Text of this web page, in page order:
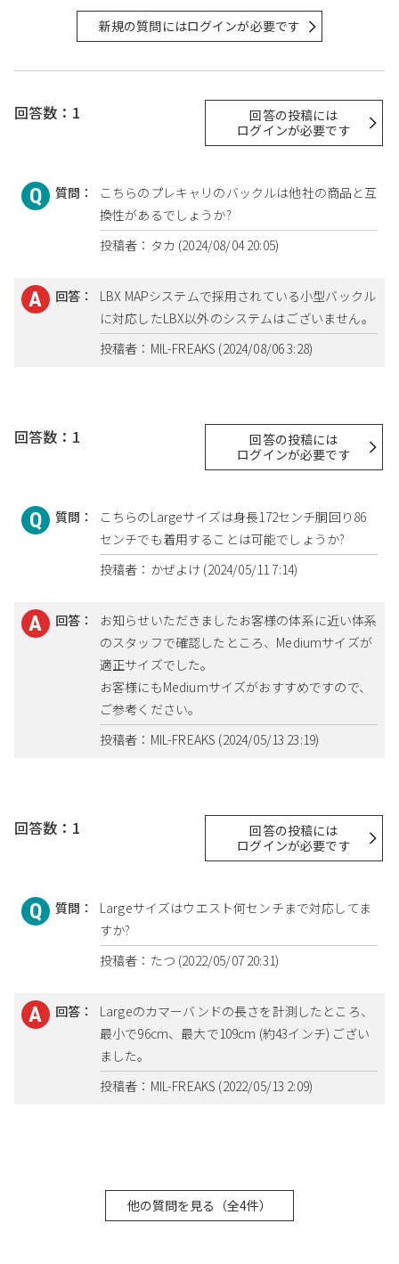
新規の質問にはログインが必要です
回答数：1
回答の投稿には
ログインが必要です
質問：
こちらのプレキャリのバックルは他社の商品と互
換性があるでしょうか?
投稿者：タカ (2024/08/04 20:05)
回答：
LBX MAPシステムで採用されている小型バックル
に対応したLBX以外のシステムはございません。
投稿者：MIL-FREAKS (2024/08/06 3:28)
回答数：1
回答の投稿には
ログインが必要です
質問：
こちらのLargeサイズは身長172センチ胴回り86
センチでも着用することは可能でしょうか?
投稿者：かぜよけ (2024/05/11 7:14)
回答：
お知らせいただきましたお客様の体系に近い体系
のスタッフで確認したところ、Mediumサイズが
適正サイズでした。
お客様にもMediumサイズがおすすめですので、
ご参考ください。
投稿者：MIL-FREAKS (2024/05/13 23:19)
回答数：1
回答の投稿には
ログインが必要です
質問：
Largeサイズはウエスト何センチまで対応してま
すか?
投稿者：たつ (2022/05/07 20:31)
回答：
Largeのカマーバンドの長さを計測したところ、
最小で96cm、最大で109cm (約43インチ) ござい
ました。
投稿者：MIL-FREAKS (2022/05/13 2:09)
他の質問を見る（全4件）